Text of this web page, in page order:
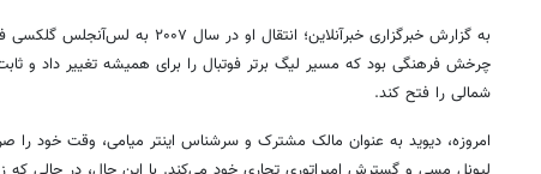
به گزارش خبرگزاری خبرآنلاین؛ انتقال
چرخش فرهنگی بود که مسیر لیگ برتر فوتبال را برای همیشه تغییر داد و
شمالی را فتح کند.
امروزه، دیوید به عنوان مالک مشترک و سرشناس اینتر میامی، وقت خود را